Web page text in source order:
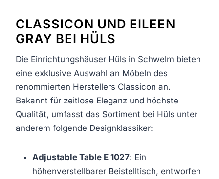
CLASSICON UND EILEEN
GRAY BEI HÜLS
Die Einrichtungshäuser Hüls in Schwelm bieten
eine exklusive Auswahl an Möbeln des
renommierten Herstellers Classicon an.
Bekannt für zeitlose Eleganz und höchste
Qualität, umfasst das Sortiment bei Hüls unter
anderem folgende Designklassiker:
Adjustable Table E 1027: Ein
höhenverstellbarer Beistelltisch, entworfen